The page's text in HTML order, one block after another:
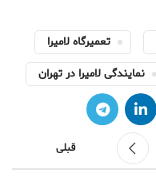
تعمیرگاه لامیرا
نمایندگی لامیرا در تهران
قبلی